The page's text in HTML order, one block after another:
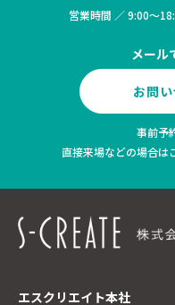
エスクリエイト本社
営業時間 ／ 9:00～
メール
お問
事前予
直接来場などの場合は